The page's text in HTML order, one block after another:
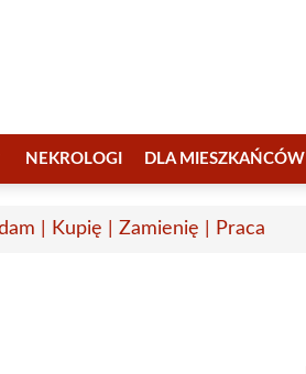
NEKROLOGI DLA MIESZKAŃCÓW
| Kupię | Zamienię | Praca